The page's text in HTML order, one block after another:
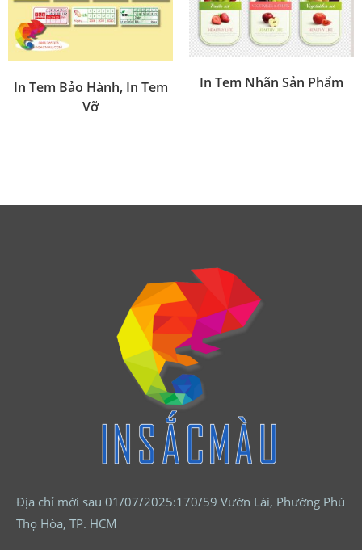
In Tem Bảo Hành, In Tem
Vỡ
In Tem Nhãn Sản Phẩm
Địa chỉ mới sau 01/07/2025:170/59 Vườn Lài, Phường Phú
Thọ Hòa, TP. HCM